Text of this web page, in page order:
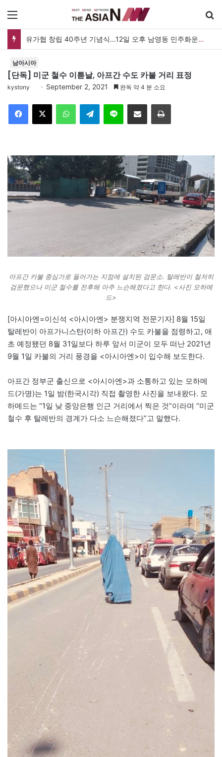
유가협 창립 40주년 기념식…12일 오후 남영동 민주화운동기념관
남아시아
[단독] 미군 철수 이튿날, 아프간 수도 카불 거리 표정
kystony September 2, 2021 완독 약 4 분 소요
Telegram 이메일
아프간 카불 중심가로 들어가는 지점에 설치된 검문소. 탈레반이 철저히
검문했으나 미군 철수를 전후해 아주 느슨해졌다고 한다. <사진 모하메
드>
[아시아엔=이신석 <아시아엔> 분쟁지역 전문기자] 8월 15일
탈레반이 아프가니스탄(이하 아프간) 수도 카불을 점령하고, 애
초 예정됐던 8월 31일보다 하루 앞서 미군이 모두 떠난 2021년
9월 1일 카불의 거리 풍경을 <아시아엔>이 입수해 보도한다.
아프간 정부군 출신으로 <아시아엔>과 소통하고 있는 모하메
드(가명)는 1일 밤(한국시각) 직접 촬영한 사진을 보내왔다. 모
하메드는 “1일 낮 중앙은행 인근 거리에서 찍은 것”이라며 “미군
철수 후 탈레반의 경계가 다소 느슨해졌다”고 말했다.